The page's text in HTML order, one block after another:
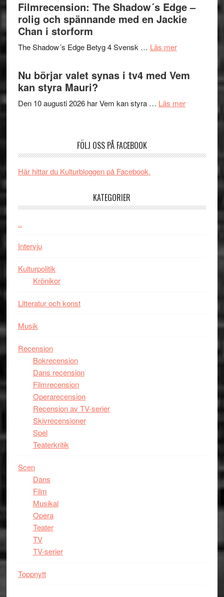
Pöntinen
avslutar
in
till
och
Filmrecension: The Shadow´s Edge –
rolig och spännande med en Jackie
Chan i storform
The Shadow´s Edge Betyg 4 Svensk … Läs merom
Shadow
Edge
spännande
Nu börjar valet synas i tv4 med Vem
kan styra Mauri?
Den 10 augusti 2026 har Vem kan styra … Läs merom
kan
FÖLJ OSS PÅ FACEBOOK
Här hittar du Kulturbloggen på Facebook.
KATEGORIER
..
Intervju
Kulturpolitik
Krönikor
Litteratur och konst
Musik
Recension
Bokrecension
Dans recension
Filmrecension
Operarecension
Recension av TV-serier
Skivrecensioner
Spel
Teaterkritik
Scen
Dans
Film
Musikal
Opera
Teater
TV
TV-serier
Toppnytt